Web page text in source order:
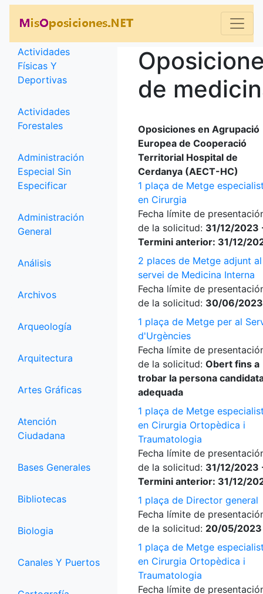
Categorías
Actividades
Físicas Y
Deportivas
Actividades
Forestales
Administración
Especial Sin
Especificar
Administración
General
Análisis
Archivos
Arqueología
Arquitectura
Artes Gráficas
Atención
Ciudadana
Bases Generales
Bibliotecas
Biologia
Canales Y Puertos
de
Oposiciones en Agrupació
Europea de Cooperació
Territorial Hospital de
Cerdanya (AECT-HC)
1 plaça de Metge
en Cirurgia
Fecha límite de
de la solicitud: 31/12/2023
Termini anterior: 31/12/
2 places de Metge adjunt al
servei de Medicina Interna
Fecha límite de
de la solicitud: 30/06/2023
1 plaça de Metge per al
d'Urgències
Fecha límite de
de la solicitud: Obert fins a
trobar la persona
adequada
1 plaça de Metge
en Cirurgia Ortopèdica i
Traumatologia
Fecha límite de
de la solicitud: 31/12/2023
Termini anterior: 31/12/
1 plaça de Director general
Fecha límite de
de la solicitud: 20/05/2023
1 plaça de Metge
en Cirurgia Ortopèdica i
Traumatologia
Fecha límite de